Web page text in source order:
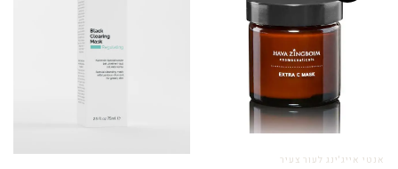
אנטי אייג'ינג לעור צעיר